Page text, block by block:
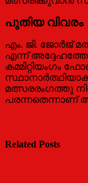
പുതിയ വിവരം
എം. ജി. ജോര്‍ജ്
എന്ന്
കമ്മിറ്റിയംഗം
മത്സരരംഗത്തു
പരന്നതെന്നാണ്
Related Posts